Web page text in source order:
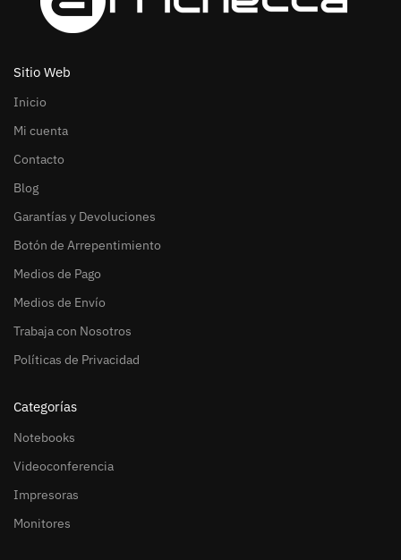
Sitio Web
Inicio
Mi cuenta
Contacto
Blog
Garantías y Devoluciones
Botón de Arrepentimiento
Medios de Pago
Medios de Envío
Trabaja con Nosotros
Políticas de Privacidad
Categorías
Notebooks
Videoconferencia
Impresoras
Monitores